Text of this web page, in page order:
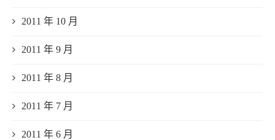
2011 年 10 月
2011 年 9 月
2011 年 8 月
2011 年 7 月
2011 年 6 月